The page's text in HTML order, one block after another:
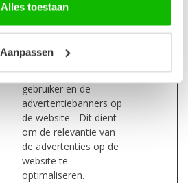
Alles toestaan
Aanpassen
advertenties op
websites die hun
Volgt de conversie-
rate tussen de
gebruiker en de
advertentiebanners op
de website - Dit dient
om de relevantie van
de advertenties op de
website te
optimaliseren.
ent